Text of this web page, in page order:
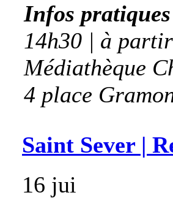
Infos pratiques
14h30 | à
Médiathèque
4 place
Saint Sever |
16 jui